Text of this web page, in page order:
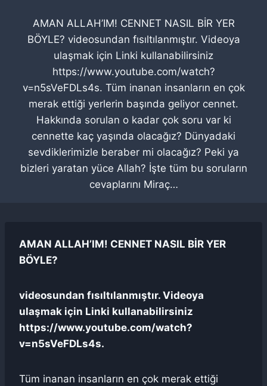
AMAN ALLAH’IM! CENNET NASIL BİR YER
BÖYLE? videosundan fısıltılanmıştır. Videoya
ulaşmak için Linki kullanabilirsiniz
https://www.youtube.com/watch?
v=n5sVeFDLs4s. Tüm inanan insanların en çok
merak ettiği yerlerin başında geliyor cennet.
Hakkında sorulan o kadar çok soru var ki
cennette kaç yaşında olacağız? Dünyadaki
sevdiklerimizle beraber mi olacağız? Peki ya
bizleri yaratan yüce Allah? İşte tüm bu soruların
cevaplarını Miraç…
AMAN ALLAH’IM! CENNET NASIL BİR YER
BÖYLE?
videosundan fısıltılanmıştır. Videoya
ulaşmak için Linki kullanabilirsiniz
https://www.youtube.com/watch?
v=n5sVeFDLs4s.
Tüm inanan insanların en çok merak ettiği